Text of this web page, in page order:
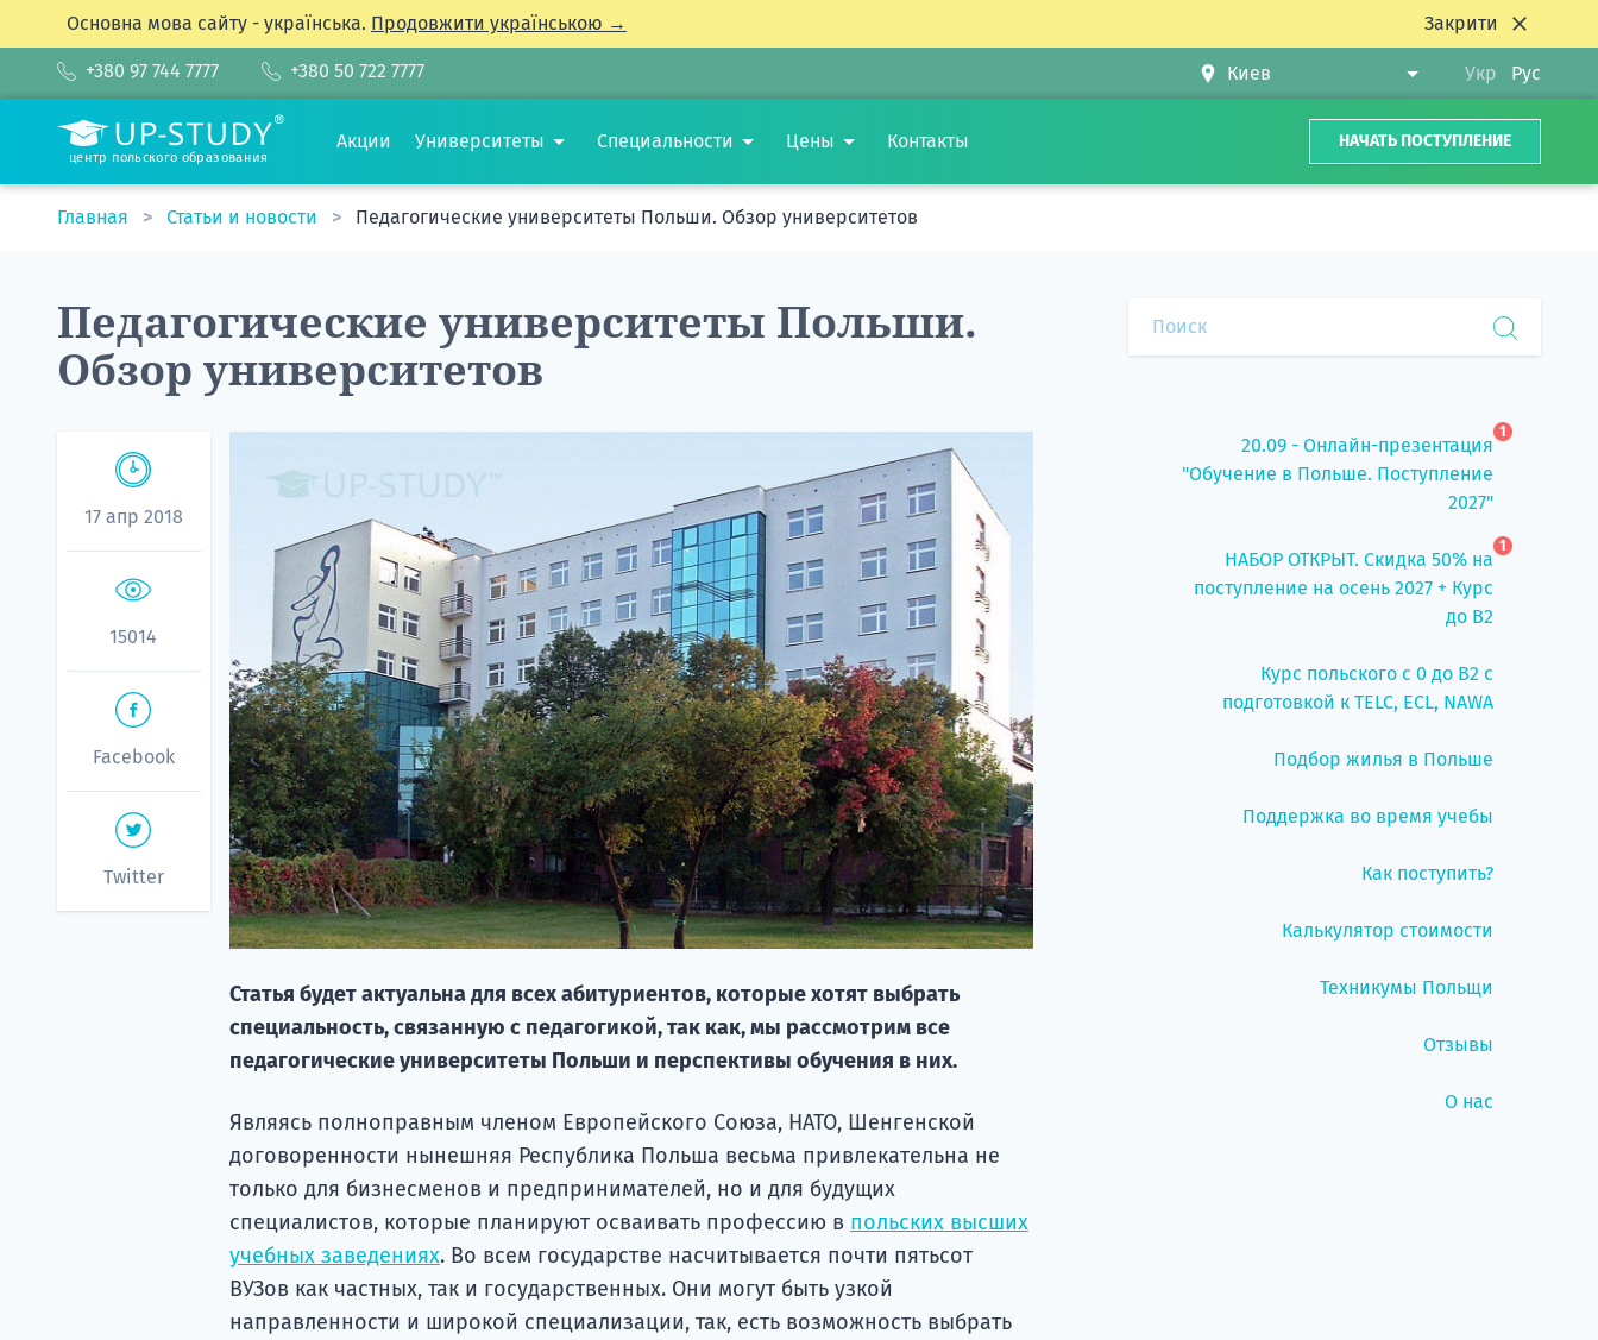
Основна мова сайту - українська. Продовжити українською → Закрити
+380 97 744 7777 +380 50 722 7777 Укр Рус
центр польского образования
Акции Университеты Специальности Цены Контакты НАЧАТЬ ПОСТУПЛЕНИЕ
Главная Статьи и новости Педагогические университеты Польши. Обзор университетов
Педагогические университеты Польши.
Обзор университетов
17 апр 2018
15014
Facebook
Twitter
Статья будет актуальна для всех абитуриентов, которые хотят выбрать
специальность, связанную с педагогикой, так как, мы рассмотрим все
педагогические университеты Польши и перспективы обучения в них.
Являясь полноправным членом Европейского Союза, НАТО, Шенгенской
договоренности нынешняя Республика Польша весьма привлекательна не
только для бизнесменов и предпринимателей, но и для будущих
специалистов, которые планируют осваивать профессию в польских высших
учебных заведениях. Во всем государстве насчитывается почти пятьсот
ВУЗов как частных, так и государственных. Они могут быть узкой
направленности и широкой специализации, так, есть возможность выбрать
20.09 - Онлайн-презентация
"Обучение в Польше. Поступление
2027"
1
НАБОР ОТКРЫТ. Скидка 50% на
поступление на осень 2027 + Курс
до B2
1
Курс польского с 0 до B2 с
подготовкой к TELC, ECL, NAWA
Подбор жилья в Польше
Поддержка во время учебы
Как поступить?
Калькулятор стоимости
Техникумы Польщи
Отзывы
О нас